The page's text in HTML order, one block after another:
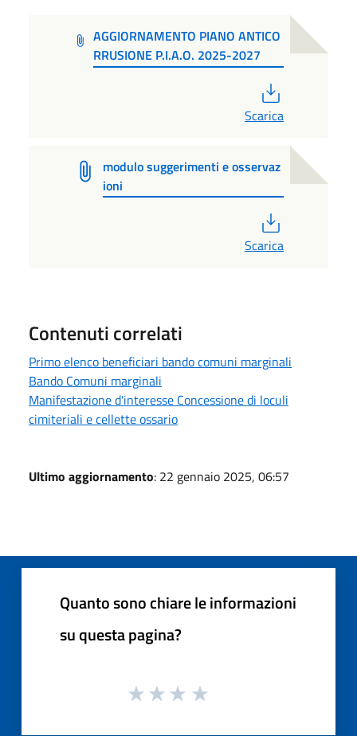
AGGIORNAMENTO PIANO ANTICO
RRUSIONE P.I.A.O. 2025-2027
Scarica
modulo suggerimenti e osservaz
ioni
Scarica
Contenuti correlati
Primo elenco beneficiari bando comuni marginali
Bando Comuni marginali
Manifestazione d'interesse Concessione di loculi
cimiteriali e cellette ossario
Ultimo aggiornamento: 22 gennaio 2025, 06:57
Quanto sono chiare le informazioni
su questa pagina?